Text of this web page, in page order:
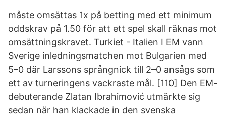
måste omsättas 1x på betting med ett minimum
oddskrav på 1.50 för att ett spel skall räknas mot
omsättningskravet. Turkiet - Italien I EM vann
Sverige inledningsmatchen mot Bulgarien med
5–0 där Larssons språngnick till 2–0 ansågs som
ett av turneringens vackraste mål. [110] Den EM-
debuterande Zlatan Ibrahimović utmärkte sig
sedan när han klackade in den svenska